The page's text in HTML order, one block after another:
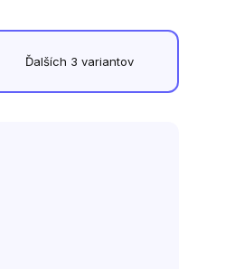
Ďalších 3 variantov